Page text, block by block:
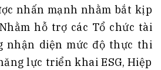
nhấn mạnh nhằm bắt kịp
hỗ trợ các Tổ chức tài
nhận diện mức độ thực thi
lực triển khai ESG, Hiệp